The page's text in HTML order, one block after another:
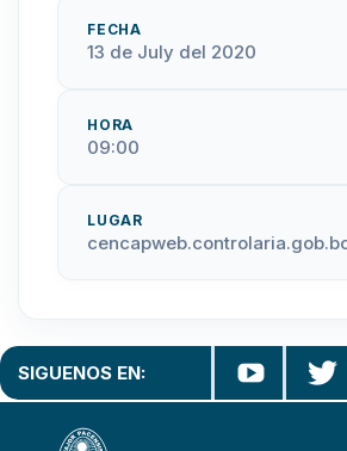
FECHA
13 de July del 2020
HORA
09:00
LUGAR
SIGUENOS EN: